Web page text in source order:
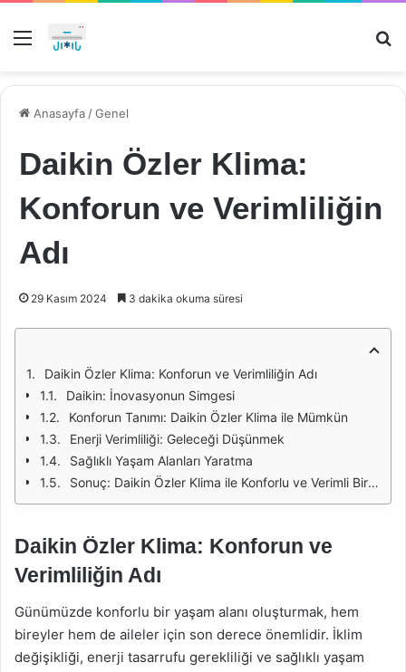
Menü
Anasayfa /Genel
Daikin Özler Klima:
Konforun ve Verimliliğin
Adı
29 Kasım 2024 3 dakika okuma süresi
Daikin Özler Klima: Konforun ve Verimliliğin Adı
Daikin: İnovasyonun Simgesi
Konforun Tanımı: Daikin Özler Klima ile Mümkün
Enerji Verimliliği: Geleceği Düşünmek
Sağlıklı Yaşam Alanları Yaratma
Sonuç: Daikin Özler Klima ile Konforlu ve Verimli Bir Yaşam
Daikin Özler Klima: Konforun ve
Verimliliğin Adı
Günümüzde konforlu bir yaşam alanı oluşturmak, hem
bireyler hem de aileler için son derece önemlidir. İklim
değişikliği, enerji tasarrufu gerekliliği ve sağlıklı yaşam